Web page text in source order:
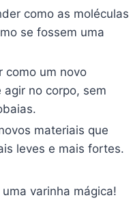
como as moléculas
se fossem uma
como um novo
agir no corpo, sem
materiais que
leves e mais fortes.
varinha mágica!